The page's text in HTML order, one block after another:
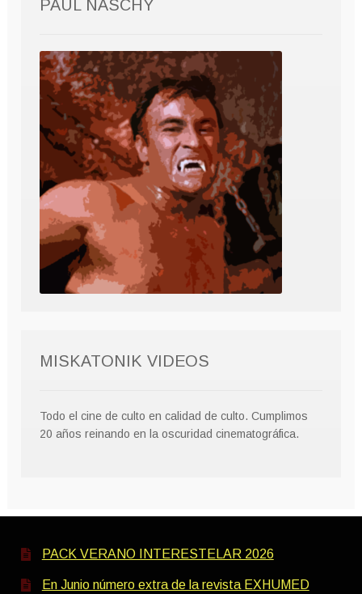
PAUL NASCHY
MISKATONIK VIDEOS
Todo el cine de culto en calidad de culto. Cumplimos
20 años reinando en la oscuridad cinematográfica.
PACK VERANO INTERESTELAR 2026
En Junio número extra de la revista EXHUMED